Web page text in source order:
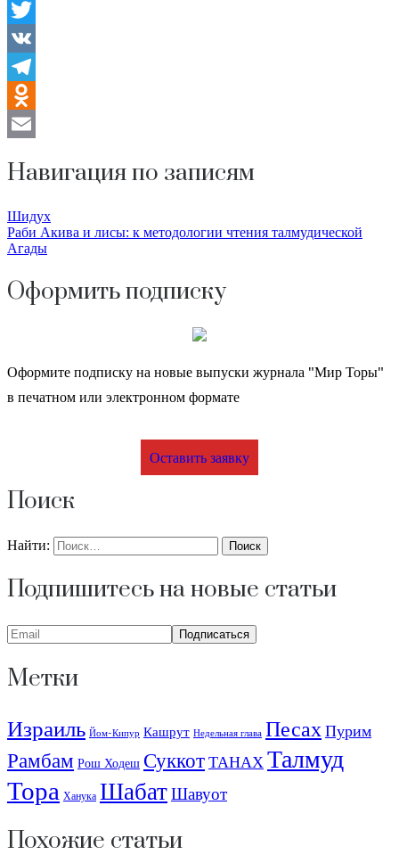
Facebook
Twitter
VK
Telegram
Odnoklassniki
Навигация по записям
Шидух
Раби Акива и лисы: к методологии чтения талмудической
Агады
Оформить подписку
Оформите подписку на новые выпуски журнала "Мир Торы"
в печатном или электронном формате
Оставить заявку
Поиск
Найти:
Подпишитесь на новые статьи
Метки
Израиль Йом-Кипур Кашрут Недельная глава ПесахПурим
Рамбам Рош Ходеш СуккотТАНАХТалмуд
Тора Ханука ШабатШавуот
Похожие статьи